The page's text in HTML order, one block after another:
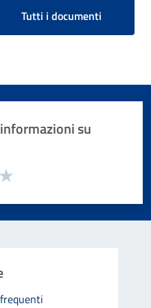
Tutti i documenti
su